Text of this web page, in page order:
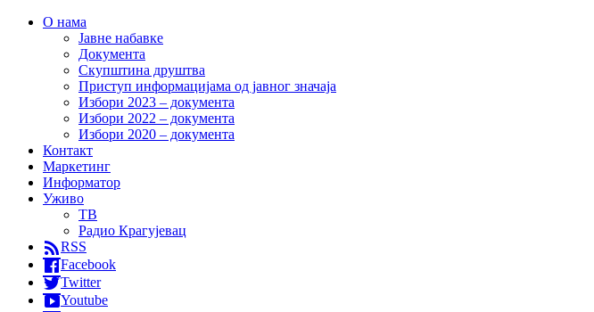
О нама
Јавне набавке
Документа
Скупштина друштва
Приступ информацијама од јавног значаја
Избори 2023 – документа
Избори 2022 – документа
Избори 2020 – документа
Контакт
Маркетинг
Информатор
Уживо
ТВ
Радио Крагујевац
RSS
Facebook
Twitter
Youtube